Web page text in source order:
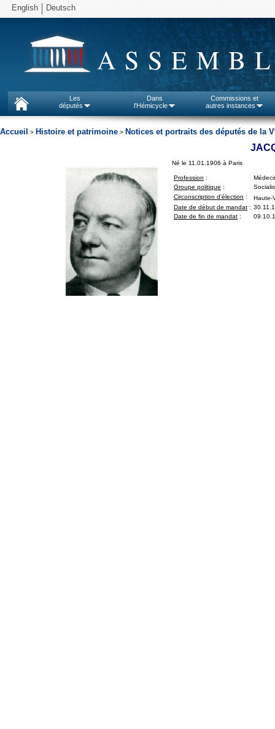
English Deutsch
Les
députés
Dans
l'Hémicycle
Commissions et
autres instances
Accueil > Histoire et patrimoine > Notices et portraits des députés de la V
Né le 11.01.1906 à Paris
Profession :
Groupe politique :
Circonscription d'élection :
Haute-
Date de début de mandat :
Date de fin de mandat :